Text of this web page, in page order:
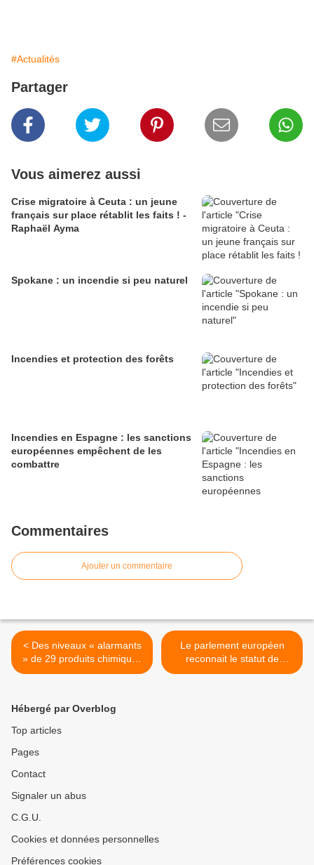
#Actualités
Partager
Vous aimerez aussi
Crise migratoire à Ceuta : un jeune
français sur place rétablit les faits ! -
Raphaël Ayma
Spokane : un incendie si peu naturel
Incendies et protection des forêts
Incendies en Espagne : les sanctions
européennes empêchent de les
combattre
Commentaires
Ajouter un commentaire
< Des niveaux « alarmants
» de 29 produits chimiques
affectant la fertilité humaine
d’hommes
Le parlement européen
reconnait le statut de
cobaye et en France la
Hébergé par Overblog
Top articles
Pages
Contact
Signaler un abus
C.G.U.
Cookies et données personnelles
Préférences cookies